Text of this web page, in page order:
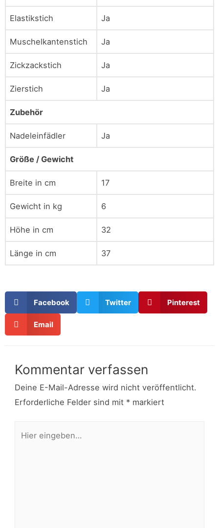
Elastikstich Ja
Muschelkantenstich Ja
Zickzackstich Ja
Zierstich Ja
Zubehör
Nadeleinfädler Ja
Größe / Gewicht
Breite in cm 17
Gewicht in kg 6
Höhe in cm 32
Länge in cm 37
Facebook Twitter Pinterest
Email
Kommentar verfassen
Deine E-Mail-Adresse wird nicht veröffentlicht.
Erforderliche Felder sind mit * markiert